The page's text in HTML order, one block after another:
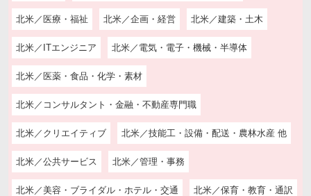
北米／医療・福祉 北米／企画・経営 北米／建築・土木
北米／ITエンジニア 北米／電気・電子・機械・半導体
北米／医薬・食品・化学・素材
北米／コンサルタント・金融・不動産専門職
北米／クリエイティブ 北米／技能工・設備・配送・農林水産 他
北米／公共サービス 北米／管理・事務
北米／美容・ブライダル・ホテル・交通 北米／保育・教育・通訳